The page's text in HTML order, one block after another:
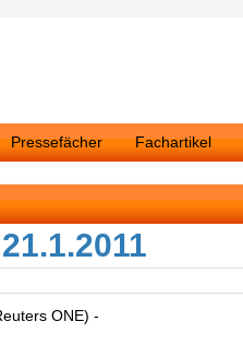
Pressefächer Fachartikel
ONE) -